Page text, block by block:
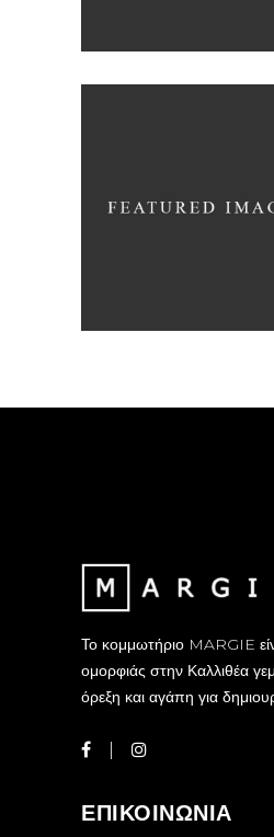
Το κομμωτήριο MARGIE
ομορφιάς στην Καλλιθέα
όρεξη και αγάπη για
ΕΠΙΚΟΙΝΩΝΙΑ